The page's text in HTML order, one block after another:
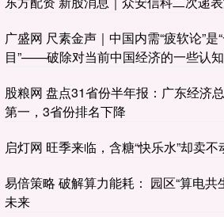
广盛网 尺素金声｜中国内需“疲软论”是
目”——破除对当前中国经济的一些认
股粮网 盘点31省份半年报：广东经济
第一，3省份排名下降
启灯网 旺季来临，含糖“快乐水”却卖不
易倍策略 破解算力能耗： 园区“算电共
未来